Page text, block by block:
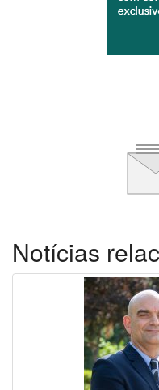
Notícias